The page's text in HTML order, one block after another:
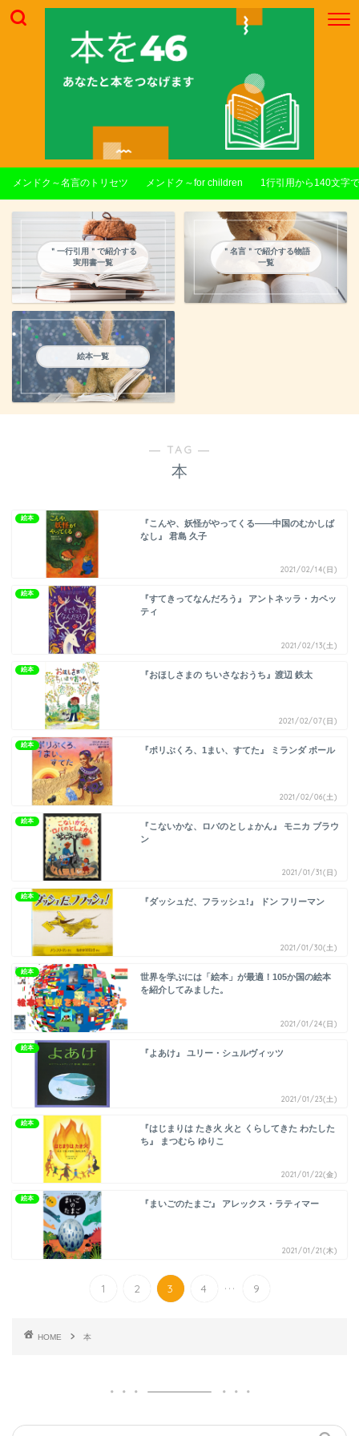
メンドク～名言のトリセツ メンドク～for children 1行引用から140文字
＂一行引用＂で紹介する
実用書一覧
＂名言＂で紹介する物語
一覧
絵本一覧
― TAG ―
本
絵本
『こんや、妖怪がやってくる――中国のむかしば
なし』 君島 久子
2021/02/14(日)
絵本
『すてきってなんだろう』 アントネッラ・カペッ
ティ
2021/02/13(土)
絵本
『おほしさまの ちいさなおうち』渡辺 鉄太
2021/02/07(日)
絵本
『ポリぶくろ、1まい、すてた』 ミランダ ポール
2021/02/06(土)
絵本
『こないかな、ロバのとしょかん』 モニカ ブラウ
ン
2021/01/31(日)
絵本
『ダッシュだ、フラッシュ!』 ドン フリーマン
2021/01/30(土)
絵本
世界を学ぶには「絵本」が最適！105か国の絵本
を紹介してみました。
2021/01/24(日)
絵本
『よあけ』 ユリー・シュルヴィッツ
2021/01/23(土)
絵本
『はじまりは たき火 火と くらしてきた わたした
ち』 まつむら ゆりこ
2021/01/22(金)
絵本
『まいごのたまご』 アレックス・ラティマー
2021/01/21(木)
1 2 3 4 ... 9
HOME 本